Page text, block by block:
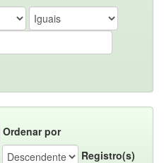
Ordenar por
Registro(s)